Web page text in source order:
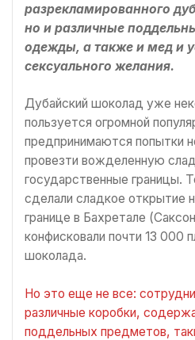
разрекламированного
но и различные
одежды, а также и мед и
сексуального желания.
Дубайский шоколад уже
пользуется огромной
предпринимаются попытки
провезти вожделенную
государственные границы.
сделали сладкое открытие
границе в Бахретале
конфисковали почти 13 000
шоколада.
Но это еще не все:
различные коробки,
поддельных предметов,